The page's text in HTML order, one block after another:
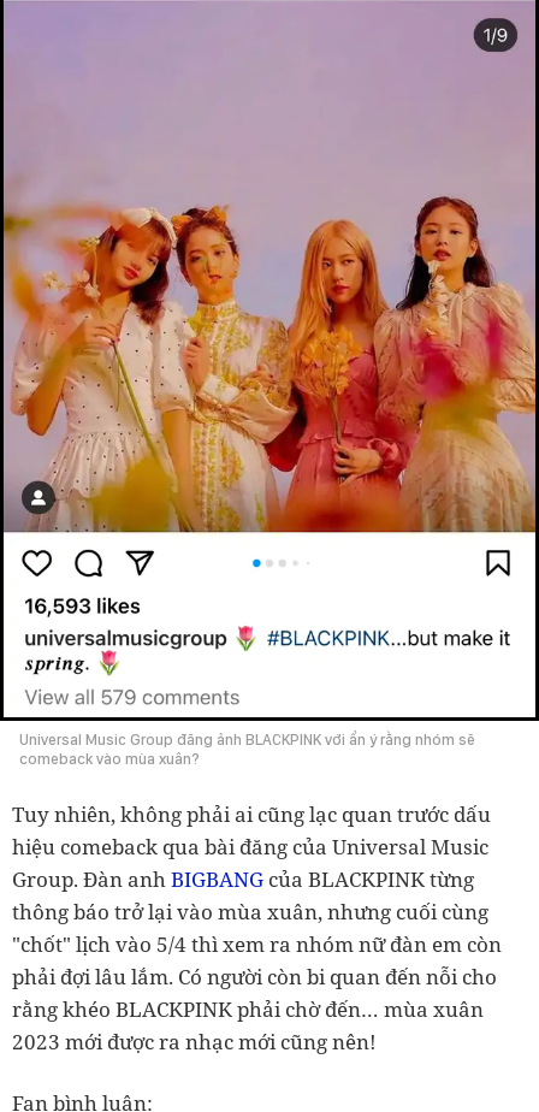
Universal Music Group đăng ảnh BLACKPINK với ẩn ý rằng nhóm sẽ
comeback vào mùa xuân?
Tuy nhiên, không phải ai cũng lạc quan trước dấu
hiệu comeback qua bài đăng của Universal Music
Group. Đàn anhBIGBANG của BLACKPINK từng
thông báo trở lại vào mùa xuân, nhưng cuối cùng
"chốt" lịch vào 5/4 thì xem ra nhóm nữ đàn em còn
phải đợi lâu lắm. Có người còn bi quan đến nỗi cho
rằng khéo BLACKPINK phải chờ đến… mùa xuân
2023 mới được ra nhạc mới cũng nên!
Fan bình luận: